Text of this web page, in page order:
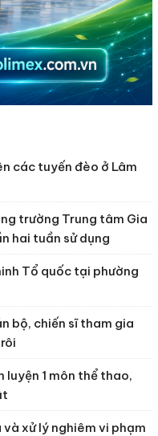
các tuyến đèo ở Lâm
trường Trung tâm Gia
hai tuần sử dụng
Tổ quốc tại phường
bộ, chiến sĩ tham gia
luyện 1 môn thể thao,
xử lý nghiêm vi phạm